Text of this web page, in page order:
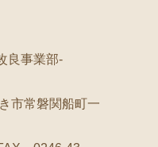
事業部-
市常磐関船町一